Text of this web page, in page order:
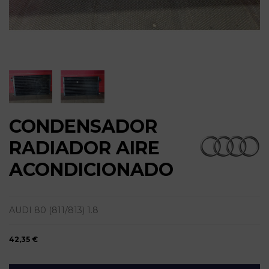
CONDENSADOR
RADIADOR AIRE
ACONDICIONADO
AUDI 80 (811/813) 1.8
42,35 €